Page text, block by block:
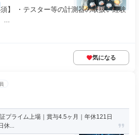
】 ・テスター等の計測器の取扱い経験
気になる
プライム上場｜賞与4.5ヶ月｜年休121日
休...